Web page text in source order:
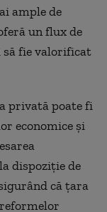
ample de
un flux de
fie valorificat
privată poate fi
economice și
dispoziție de
că țara